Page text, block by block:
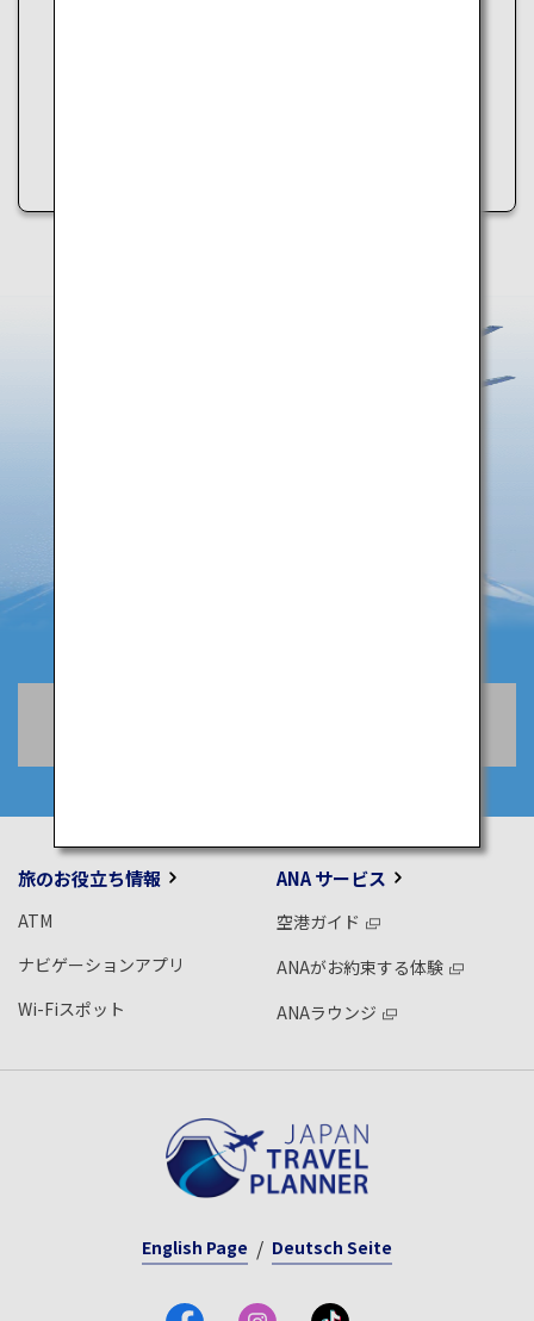
旅のお役立ち情報
ATM
ナビゲーションアプリ
Wi-Fiスポット
ANA サービス
空港ガイド
ANAがお約束する体験
ANAラウンジ
English Page Deutsch Seite